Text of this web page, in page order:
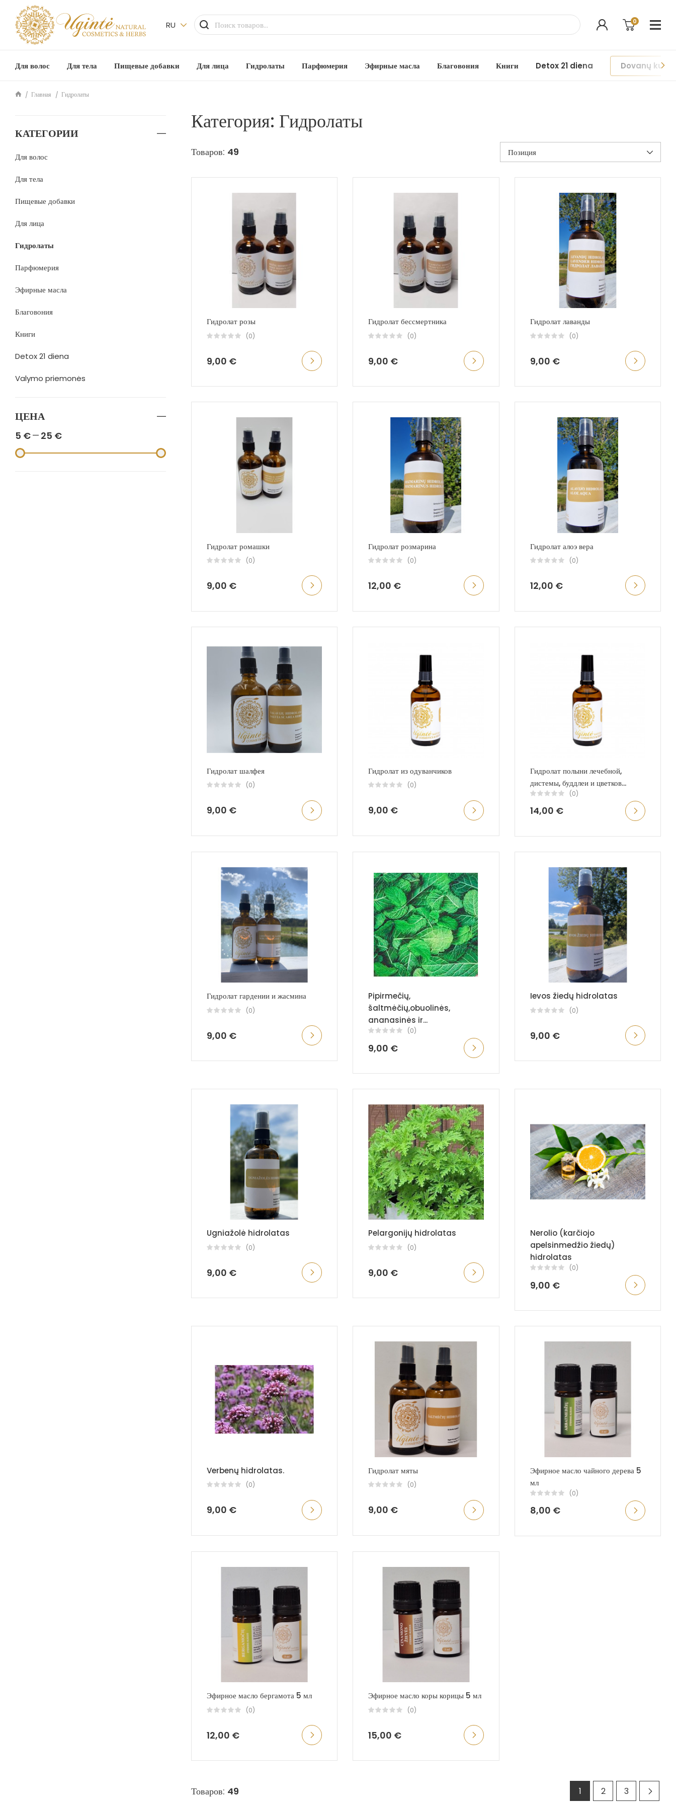
RU 0
Для волос Для тела Пищевые добавки Для лица Гидролаты Парфюмерия Эфирные масла Благовония Книги Detox 21 diena Dovanų
Главная Гидролаты
КАТЕГОРИИ
Для волос
Для тела
Пищевые добавки
Для лица
Гидролаты
Парфюмерия
Эфирные масла
Благовония
Книги
Detox 21 diena
Valymo priemonės
ЦЕНА
5 €— 25 €
Категория: Гидролаты
Товаров: 49 Позиция
Гидролат розы
(0)
9,00 €
Гидролат бессмертника
(0)
9,00 €
Гидролат лаванды
(0)
9,00 €
Гидролат ромашки
(0)
9,00 €
Гидролат розмарина
(0)
12,00 €
Гидролат алоэ вера
(0)
12,00 €
Гидролат шалфея
(0)
9,00 €
Гидролат из одуванчиков
(0)
9,00 €
Гидролат полыни лечебной,
дистемы, буддлеи и цветков...
(0)
14,00 €
Гидролат гардении и жасмина
(0)
9,00 €
Pipirmečių,
šaltmėčių,obuolinės,
ananasinės ir...
(0)
9,00 €
Ievos žiedų hidrolatas
(0)
9,00 €
Ugniažolė hidrolatas
(0)
9,00 €
Pelargonijų hidrolatas
(0)
9,00 €
Nerolio (karčiojo
apelsinmedžio žiedų)
hidrolatas
(0)
9,00 €
Verbenų hidrolatas.
(0)
9,00 €
Гидролат мяты
(0)
9,00 €
Эфирное масло чайного дерева 5
мл
(0)
8,00 €
Эфирное масло бергамота 5 мл
(0)
12,00 €
Эфирное масло коры корицы 5 мл
(0)
15,00 €
1 2 3
Товаров: 49